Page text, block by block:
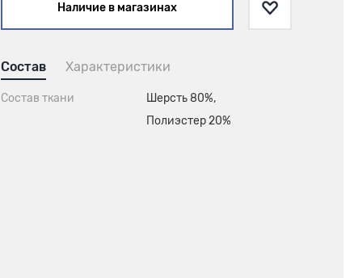
Наличие в магазинах
Состав Характеристики
Состав ткани
Шерсть 80%,
Полиэстер 20%